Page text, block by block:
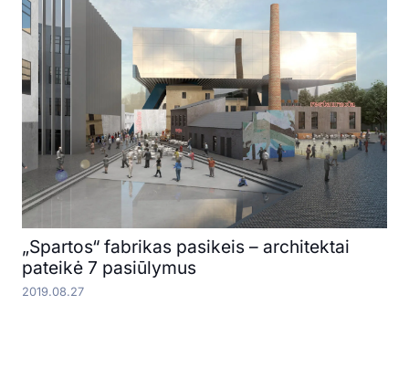
„Spartos“ fabrikas pasikeis – architektai
pateikė 7 pasiūlymus
2019.08.27